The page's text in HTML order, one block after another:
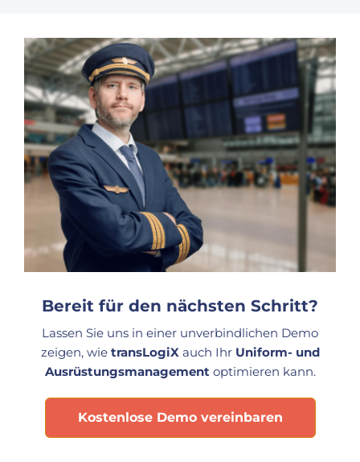
Bereit für den nächsten Schritt?
Lassen Sie uns in einer unverbindlichen Demo
zeigen, wie transLogiXauch Ihr Uniform- und
Ausrüstungsmanagementoptimieren kann.
Kostenlose Demo vereinbaren